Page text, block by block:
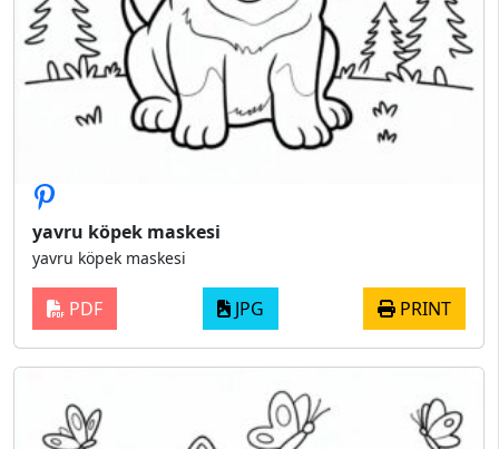
yavru köpek maskesi
yavru köpek maskesi
PDF JPG PRINT